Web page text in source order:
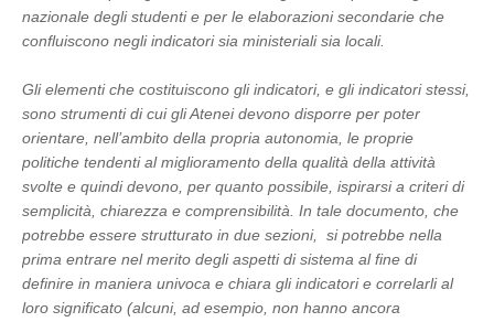
nazionale degli studenti e per le elaborazioni secondarie che
confluiscono negli indicatori sia ministeriali sia locali.
Gli elementi che costituiscono gli indicatori, e gli indicatori stessi,
sono strumenti di cui gli Atenei devono disporre per poter
orientare, nell’ambito della propria autonomia, le proprie
politiche tendenti al miglioramento della qualità della attività
svolte e quindi devono, per quanto possibile, ispirarsi a criteri di
semplicità, chiarezza e comprensibilità. In tale documento, che
potrebbe essere strutturato in due sezioni, si potrebbe nella
prima entrare nel merito degli aspetti di sistema al fine di
definire in maniera univoca e chiara gli indicatori e correlarli al
loro significato (alcuni, ad esempio, non hanno ancora